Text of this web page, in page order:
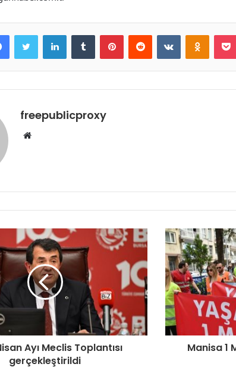
FacebookTwitter LinkedInTumblr PinterestReddit VKontakte
freepublicproxy
Web
Ayı Meclis Toplantısı
gerçekleştirildi
Manisa 1